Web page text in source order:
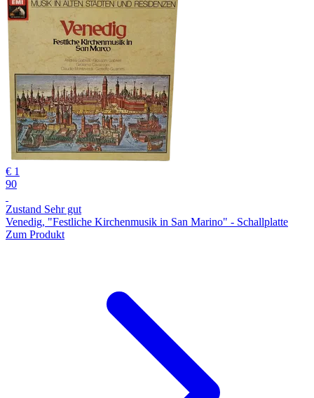
€ 1
90
Zustand Sehr gut
Venedig, "Festliche Kirchenmusik in San Marino" - Schallplatte
Zum Produkt